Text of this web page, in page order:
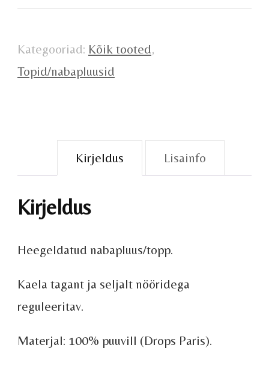
Kategooriad: Kõik tooted,
Topid/nabapluusid
Kirjeldus Lisainfo
Kirjeldus
Heegeldatud nabapluus/topp.
Kaela tagant ja seljalt nööridega
reguleeritav.
Materjal: 100% puuvill (Drops Paris).